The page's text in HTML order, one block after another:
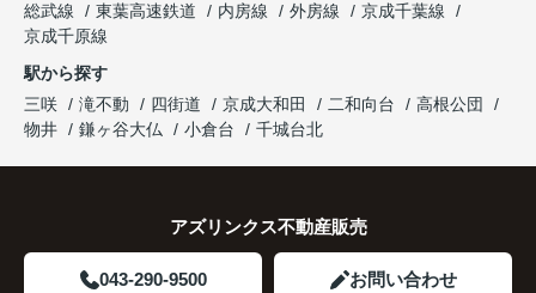
総武線
東葉高速鉄道 内房線 外房線
京成千葉線
京成千原線
駅から探す
三咲
滝不動 四街道 京成大和田 二和向台
高根公団
物井
鎌ヶ谷大仏 小倉台 千城台北
アズリンクス不動産販売
043-290-9500 お問い合わせ